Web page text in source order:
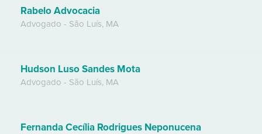
Rabelo Advocacia
Advogado - São Luís, MA
Hudson Luso Sandes Mota
Advogado - São Luís, MA
Fernanda Cecília Rodrigues Neponucena